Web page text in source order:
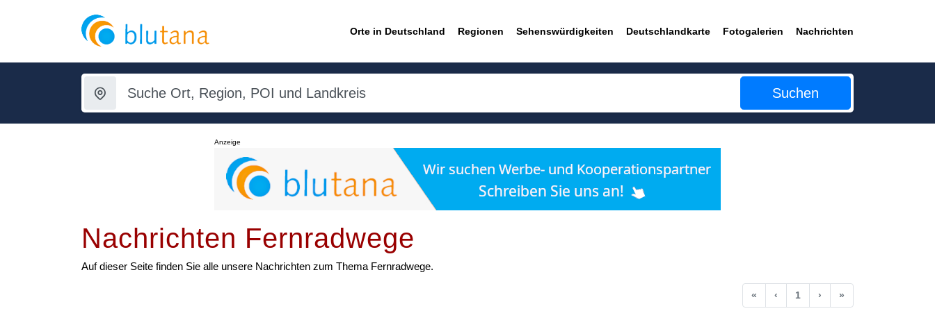
Orte in Deutschland Regionen Sehenswürdigkeiten Deutschlandkarte Fotogalerien Nachrichten
Suchen
Anzeige
Nachrichten Fernradwege
Auf dieser Seite finden Sie alle unsere Nachrichten zum Thema Fernradwege.
« Anfang
‹ Vorherige
1 › Nächste
»